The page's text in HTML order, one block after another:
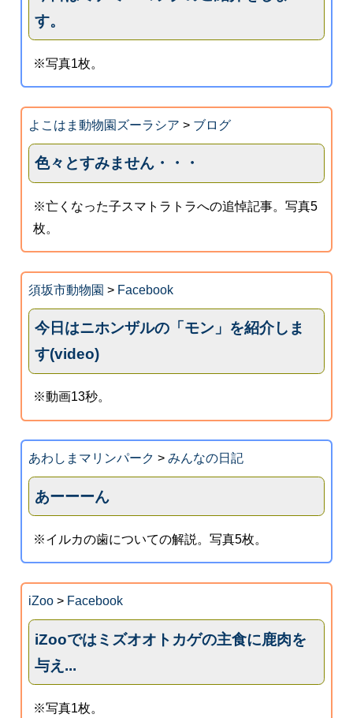
す。
※写真1枚。
よこはま動物園ズーラシア > ブログ
色々とすみません・・・
※亡くなった子スマトラトラへの追悼記事。写真5
枚。
須坂市動物園 > Facebook
今日はニホンザルの「モン」を紹介しま
す(video)
※動画13秒。
あわしまマリンパーク > みんなの日記
あーーーん
※イルカの歯についての解説。写真5枚。
iZoo> Facebook
iZooではミズオオトカゲの主食に鹿肉を
与え...
※写真1枚。